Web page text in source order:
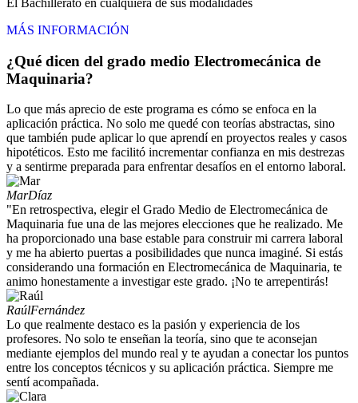
El Bachillerato en cualquiera de sus modalidades
MÁS INFORMACIÓN
¿Qué dicen del grado medio Electromecánica de
Maquinaria?
Lo que más aprecio de este programa es cómo se enfoca en la
aplicación práctica. No solo me quedé con teorías abstractas, sino
que también pude aplicar lo que aprendí en proyectos reales y casos
hipotéticos. Esto me facilitó incrementar confianza en mis destrezas
y a sentirme preparada para enfrentar desafíos en el entorno laboral.
MarDíaz
"En retrospectiva, elegir el Grado Medio de Electromecánica de
Maquinaria fue una de las mejores elecciones que he realizado. Me
ha proporcionado una base estable para construir mi carrera laboral
y me ha abierto puertas a posibilidades que nunca imaginé. Si estás
considerando una formación en Electromecánica de Maquinaria, te
animo honestamente a investigar este grado. ¡No te arrepentirás!
RaúlFernández
Lo que realmente destaco es la pasión y experiencia de los
profesores. No solo te enseñan la teoría, sino que te aconsejan
mediante ejemplos del mundo real y te ayudan a conectar los puntos
entre los conceptos técnicos y su aplicación práctica. Siempre me
sentí acompañada.